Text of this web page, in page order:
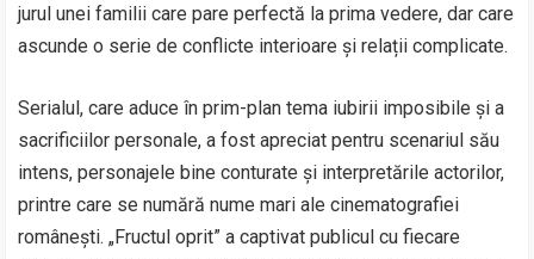
jurul unei familii care pare perfectă la prima vedere, dar care
ascunde o serie de conflicte interioare și relații complicate.
Serialul, care aduce în prim-plan tema iubirii imposibile și a
sacrificiilor personale, a fost apreciat pentru scenariul său
intens, personajele bine conturate și interpretările actorilor,
printre care se numără nume mari ale cinematografiei
românești. „Fructul oprit” a captivat publicul cu fiecare